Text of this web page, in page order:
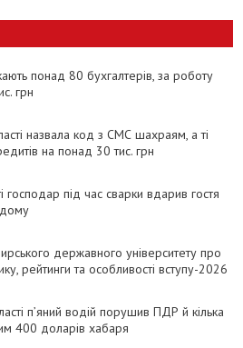
понад 80 бухгалтерів, за роботу
грн
назвала код з СМС шахраям, а ті
на понад 30 тис. грн
господар під час сварки вдарив гостя
державного університету про
рейтинги та особливості вступу-2026
п’яний водій порушив ПДР й кілька
400 доларів хабаря